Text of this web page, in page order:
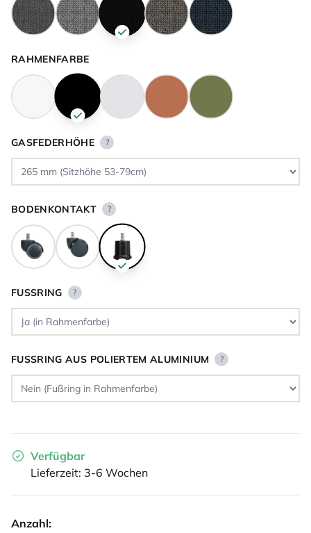
RAHMENFARBE
GASFEDERHÖHE ?
BODENKONTAKT ?
FUSSRING ?
FUSSRING AUS POLIERTEM ALUMINIUM ?
Verfügbar
Lieferzeit: 3-6 Wochen
Anzahl: